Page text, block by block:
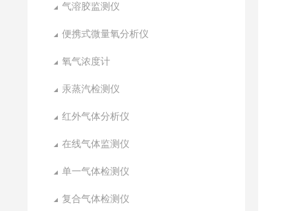
气溶胶监测仪
便携式微量氧分析仪
氧气浓度计
汞蒸汽检测仪
红外气体分析仪
在线气体监测仪
单一气体检测仪
复合气体检测仪